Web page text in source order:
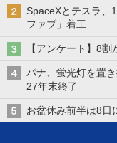
SpaceXとテスラ、
ファブ」着工
【アンケート】8
パナ、蛍光灯を置
27年末終了
お盆休み前半は8